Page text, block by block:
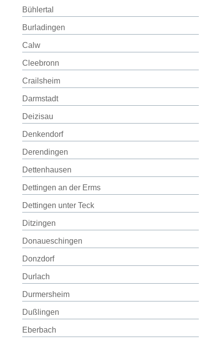
Bühlertal
Burladingen
Calw
Cleebronn
Crailsheim
Darmstadt
Deizisau
Denkendorf
Derendingen
Dettenhausen
Dettingen an der Erms
Dettingen unter Teck
Ditzingen
Donaueschingen
Donzdorf
Durlach
Durmersheim
Dußlingen
Eberbach